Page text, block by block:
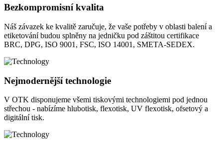
Bezkompromisní kvalita
Náš závazek ke kvalitě zaručuje, že vaše potřeby v oblasti balení a
etiketování budou splněny na jedničku pod záštitou certifikace
BRC, DPG, ISO 9001, FSC, ISO 14001, SMETA-SEDEX.
Nejmodernější technologie
V OTK disponujeme všemi tiskovými technologiemi pod jednou
střechou - nabízíme hlubotisk, flexotisk, UV flexotisk, ofsetový a
digitální tisk.